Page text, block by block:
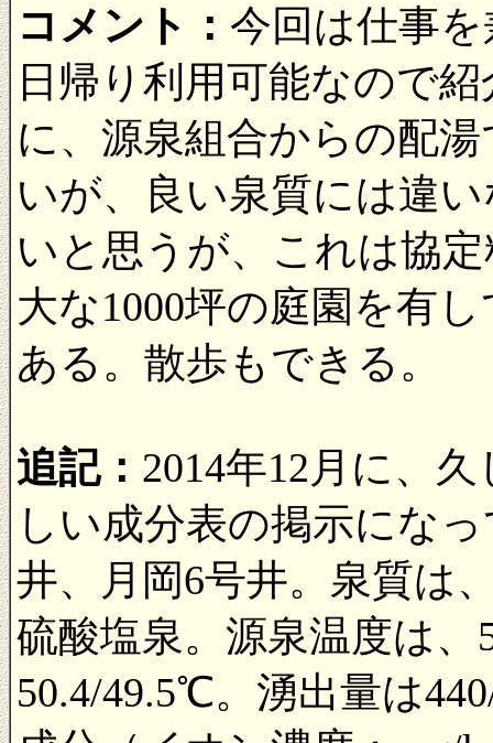
コメント： 今回は仕事
日帰り利用可能なので
に、源泉組合からの配
いが、良い泉質には違
いと思うが、これは協
大な1000坪の庭園を有
ある。散歩もできる。
追記： 2014年12月に、
しい成分表の掲示にな
井、月岡6号井。泉質は
硫酸塩泉。源泉温度は
50.4/49.5℃。湧出量は